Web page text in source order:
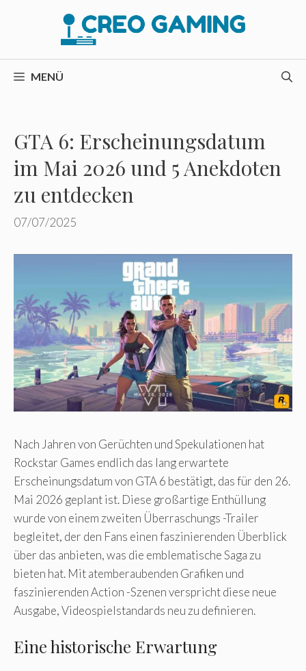
MENÜ
GTA 6: Erscheinungsdatum
im Mai 2026 und 5 Anekdoten
zu entdecken
07/07/2025
Nach Jahren von Gerüchten und Spekulationen hat
Rockstar Games endlich das lang erwartete
Erscheinungsdatum von GTA 6 bestätigt, das für den 26.
Mai 2026 geplant ist. Diese großartige Enthüllung
wurde von einem zweiten Überraschungs -Trailer
begleitet, der den Fans einen faszinierenden Überblick
über das anbieten, was die emblematische Saga zu
bieten hat. Mit atemberaubenden Grafiken und
faszinierenden Action -Szenen verspricht diese neue
Ausgabe, Videospielstandards neu zu definieren.
Eine historische Erwartung